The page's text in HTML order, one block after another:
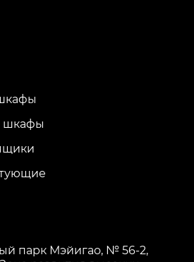
шкафы
парк Мэйигао, № 56-2,